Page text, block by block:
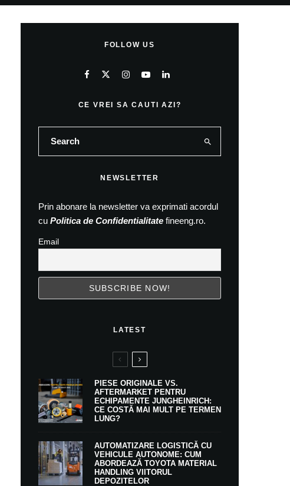
FOLLOW US
CE VREI SA CAUTI AZI?
NEWSLETTER
Prin abonare la newsletter va exprimati acordul
cu Politica de Confidentialitate fineeng.ro.
Email
LATEST
PIESE ORIGINALE VS.
AFTERMARKET PENTRU
ECHIPAMENTE JUNGHEINRICH:
CE COSTĂ MAI MULT PE TERMEN
LUNG?
AUTOMATIZARE LOGISTICĂ CU
VEHICULE AUTONOME: CUM
ABORDEAZĂ TOYOTA MATERIAL
HANDLING VIITORUL
DEPOZITELOR